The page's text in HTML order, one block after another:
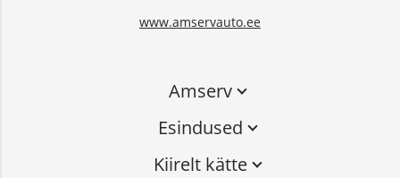
www.amservauto.ee
Amserv
Esindused
Kiirelt kätte